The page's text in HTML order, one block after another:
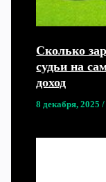
Сколько
судьи на
доход
8 декабря, 2025